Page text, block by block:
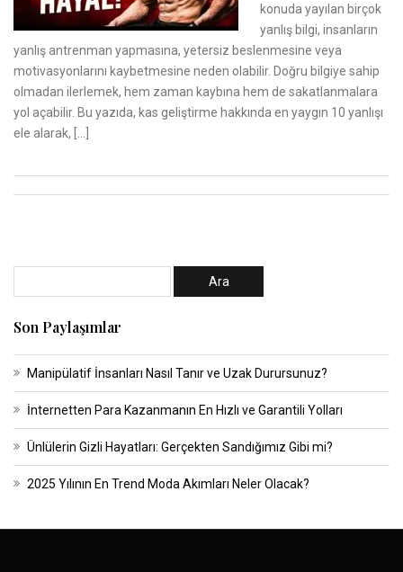
konuda yayılan birçok
yanlış bilgi, insanların
yanlış antrenman yapmasına, yetersiz beslenmesine veya
motivasyonlarını kaybetmesine neden olabilir. Doğru bilgiye sahip
olmadan ilerlemek, hem zaman kaybına hem de sakatlanmalara
yol açabilir. Bu yazıda, kas geliştirme hakkında en yaygın 10 yanlışı
ele alarak, […]
Son Paylaşımlar
Manipülatif İnsanları Nasıl Tanır ve Uzak Durursunuz?
İnternetten Para Kazanmanın En Hızlı ve Garantili Yolları
Ünlülerin Gizli Hayatları: Gerçekten Sandığımız Gibi mi?
2025 Yılının En Trend Moda Akımları Neler Olacak?